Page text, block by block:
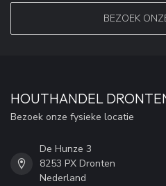
BEZOEK
HOUTHANDEL
Bezoek onze fysieke locatie
De Hunze 3
8253 PX Dronten
Nederland